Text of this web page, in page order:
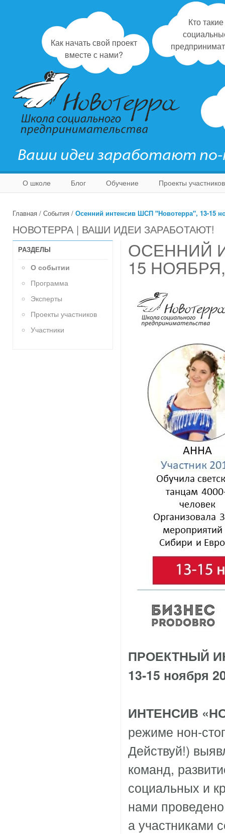
Как начать свой проект
вместе с нами?
Кто такие
Ваши идеи заработают
О школе Блог Обучение Проекты участников
Главная / События / Осенний интенсив ШСП "Новотерра", 13-15
НОВОТЕРРА | ВАШИ ИДЕИ ЗАРАБОТАЮТ!
РАЗДЕЛЫ
О событии
Программа
Эксперты
Проекты участников
Участники
ОСЕННИЙ
15
ПРОЕКТНЫЙ
13-15 ноября
ИНТЕНСИВ
режиме нон-
Действуй!)
команд,
социальных и
нами
а участниками